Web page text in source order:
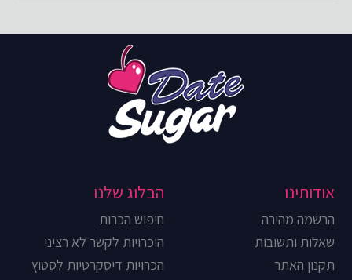
אודותינו
הרשמה מהירה
שאלות ותשובות
תקנון האתר
הבלוג שלנו
חיפוש הכרות
היכרויות לקשר לא רציני
הכרויות דיסקרטיות לסטוץ